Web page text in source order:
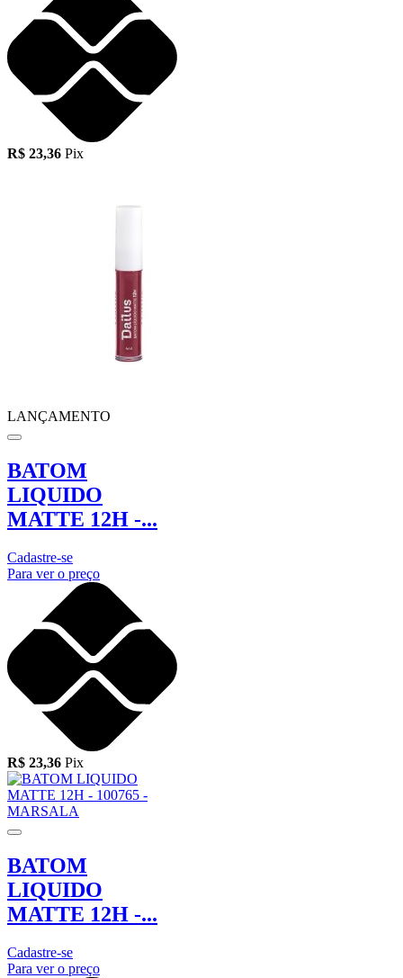
R$ 23,36 Pix
LANÇAMENTO
BATOM
LIQUIDO
MATTE 12H -...
Cadastre-se
Para ver o preço
R$ 23,36 Pix
BATOM
LIQUIDO
MATTE 12H -...
Cadastre-se
Para ver o preço